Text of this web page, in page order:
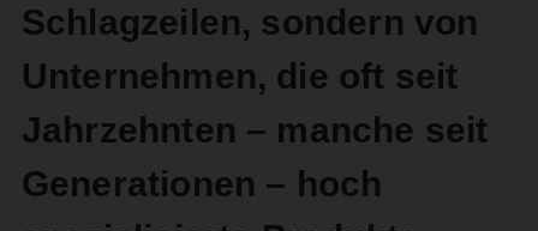
Schlagzeilen, sondern von
Unternehmen, die oft seit
Jahrzehnten – manche seit
Generationen – hoch